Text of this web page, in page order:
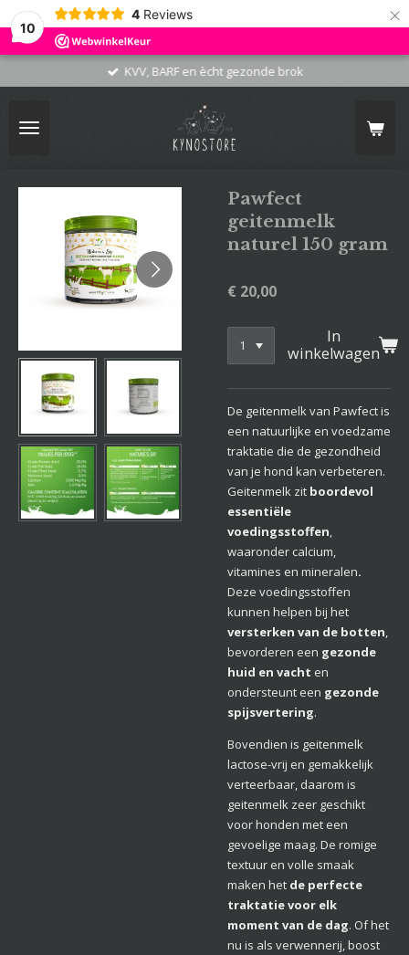
10
4 Reviews ×
KVV, BARF en ècht gezonde brok
Pawfect
geitenmelk
naturel 150 gram
€ 20,00
In
winkelwagen
De geitenmelk van Pawfect is
een natuurlijke en voedzame
traktatie die de gezondheid
van je hond kan verbeteren.
Geitenmelk zit boordevol
essentiële
voedingsstoffen,
waaronder calcium,
vitamines en mineralen.
Deze voedingsstoffen
kunnen helpen bij het
versterken van de botten,
bevorderen een gezonde
huid en vacht en
ondersteunt een gezonde
spijsvertering.
Bovendien is geitenmelk
lactose-vrij en gemakkelijk
verteerbaar, daarom is
geitenmelk zeer geschikt
voor honden met een
gevoelige maag. De romige
textuur en volle smaak
maken het de perfecte
traktatie voor elk
moment van de dag. Of het
nu is als verwennerij, boost